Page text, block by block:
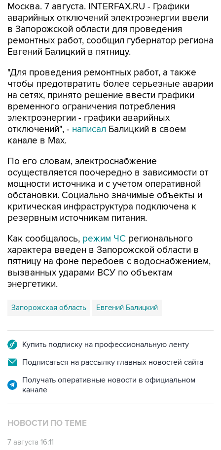
Москва. 7 августа. INTERFAX.RU - Графики
аварийных отключений электроэнергии ввели
в Запорожской области для проведения
ремонтных работ, сообщил губернатор региона
Евгений Балицкий в пятницу.
"Для проведения ремонтных работ, а также
чтобы предотвратить более серьезные аварии
на сетях, принято решение ввести графики
временного ограничения потребления
электроэнергии - графики аварийных
отключений", - написал Балицкий в своем
канале в Max.
По его словам, электроснабжение
осуществляется поочередно в зависимости от
мощности источника и с учетом оперативной
обстановки. Социально значимые объекты и
критическая инфраструктура подключена к
резервным источникам питания.
Как сообщалось, режим ЧС регионального
характера введен в Запорожской области в
пятницу на фоне перебоев с водоснабжением,
вызванных ударами ВСУ по объектам
энергетики.
Запорожская область Евгений Балицкий
Купить подписку на профессиональную ленту
Подписаться на рассылку главных новостей сайта
Получать оперативные новости в официальном
канале
НОВОСТИ ПО ТЕМЕ
7 августа 16:11